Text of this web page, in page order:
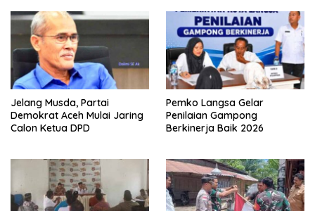
Jelang Musda, Partai
Demokrat Aceh Mulai Jaring
Calon Ketua DPD
Pemko Langsa Gelar
Penilaian Gampong
Berkinerja Baik 2026